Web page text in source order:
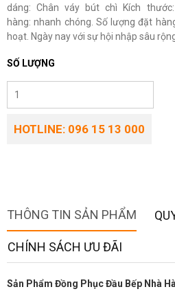
dáng: Chân váy bút chì Kích
hàng: nhanh chóng. Số lượng đặt
hoạt. Ngày nay với sự hội nhập sâu
SỐ LƯỢNG
HOTLINE: 096 15 13 000
THÔNG TIN SẢN PHẨM
CHÍNH SÁCH ƯU ĐÃI
Sản Phẩm Đồng Phục Đầu Bếp Nhà